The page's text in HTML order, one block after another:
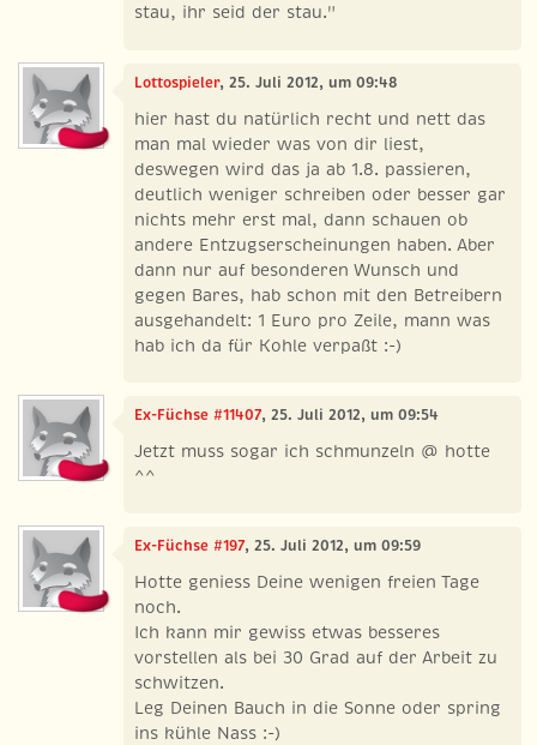
stau, ihr seid der stau."
Lottospieler, 25. Juli 2012, um 09:48
hier hast du natürlich recht und nett das
man mal wieder was von dir liest,
deswegen wird das ja ab 1.8. passieren,
deutlich weniger schreiben oder besser gar
nichts mehr erst mal, dann schauen ob
andere Entzugserscheinungen haben. Aber
dann nur auf besonderen Wunsch und
gegen Bares, hab schon mit den Betreibern
ausgehandelt: 1 Euro pro Zeile, mann was
hab ich da für Kohle verpaßt :-)
Ex-Füchse #11407, 25. Juli 2012, um 09:54
Jetzt muss sogar ich schmunzeln @ hotte
^^
Ex-Füchse #197, 25. Juli 2012, um 09:59
Hotte geniess Deine wenigen freien Tage
noch.
Ich kann mir gewiss etwas besseres
vorstellen als bei 30 Grad auf der Arbeit zu
schwitzen.
Leg Deinen Bauch in die Sonne oder spring
ins kühle Nass :-)